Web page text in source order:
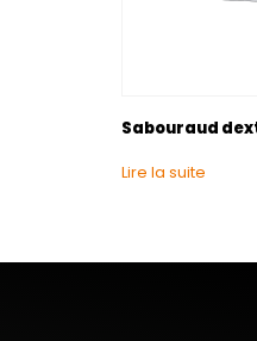
Sabouraud
Lire la suite